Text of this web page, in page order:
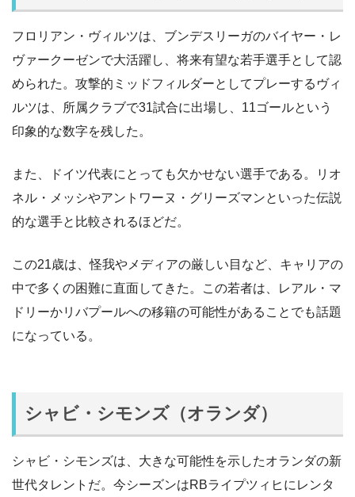
フロリアン・ヴィルツは、ブンデスリーガのバイヤー・レ
ヴァークーゼンで大活躍し、将来有望な若手選手として認
められた。攻撃的ミッドフィルダーとしてプレーするヴィ
ルツは、所属クラブで31試合に出場し、11ゴールという
印象的な数字を残した。
また、ドイツ代表にとっても欠かせない選手である。リオ
ネル・メッシやアントワーヌ・グリーズマンといった伝説
的な選手と比較されるほどだ。
この21歳は、怪我やメディアの厳しい目など、キャリアの
中で多くの困難に直面してきた。この若者は、レアル・マ
ドリーかリバプールへの移籍の可能性があることでも話題
になっている。
シャビ・シモンズ（オランダ）
シャビ・シモンズは、大きな可能性を示したオランダの新
世代タレントだ。今シーズンはRBライプツィヒにレンタ